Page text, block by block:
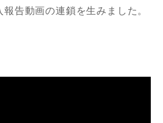
告動画の連鎖を生みました。